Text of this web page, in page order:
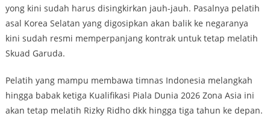
yong kini sudah harus disingkirkan jauh-jauh. Pasalnya pelatih
asal Korea Selatan yang digosipkan akan balik ke negaranya
kini sudah resmi memperpanjang kontrak untuk tetap melatih
Skuad Garuda.
Pelatih yang mampu membawa timnas Indonesia melangkah
hingga babak ketiga Kualifikasi Piala Dunia 2026 Zona Asia ini
akan tetap melatih Rizky Ridho dkk hingga tiga tahun ke depan.